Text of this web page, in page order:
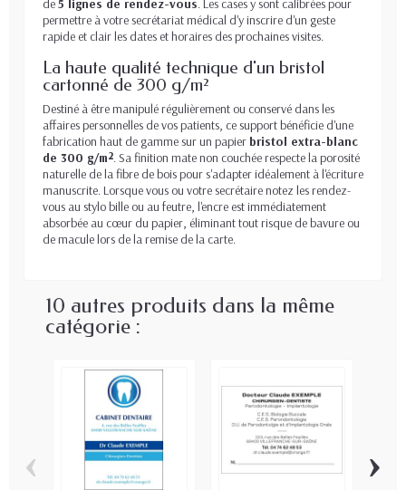
de5 lignes de rendez-vous. Les cases y sont calibrées pour
permettre à votre secrétariat médical d'y inscrire d'un geste
rapide et clair les dates et horaires des prochaines visites.
La haute qualité technique d'un bristol
cartonné de 300 g/m²
Destiné à être manipulé régulièrement ou conservé dans les
affaires personnelles de vos patients, ce support bénéficie d'une
fabrication haut de gamme sur un papier bristol extra-blanc
de 300 g/m². Sa finition mate non couchée respecte la porosité
naturelle de la fibre de bois pour s'adapter idéalement à l'écriture
manuscrite. Lorsque vous ou votre secrétaire notez les rendez-
vous au stylo bille ou au feutre, l'encre est immédiatement
absorbée au cœur du papier, éliminant tout risque de bavure ou
de macule lors de la remise de la carte.
10 autres produits dans la même
catégorie :
‹ ›